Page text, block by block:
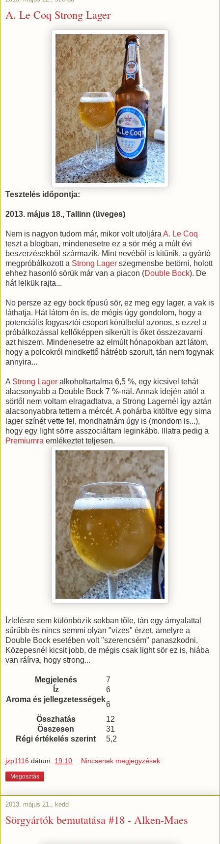
A. Le Coq Strong Lager
Tesztelés időpontja:
2013. május 18., Tallinn (üveges)
Nem is nagyon tudom már, mikor volt utoljára A. Le Coq
teszt a blogban, mindenesetre ez a sör még a múlt évi
beszerzésekből származik. Mint nevéből is kitűnik, a gyártó
megpróbálkozott a Strong Lager szegmensbe betörni, holott
ehhez hasonló sörük már van a piacon (Double Bock). De
hát lelkük rajta...
No persze az egy bock típusú sör, ez meg egy lager, a vak is
láthatja. Hát látom én is, de mégis úgy gondolom, hogy a
potenciális fogyasztói csoport körülbelül azonos, s ezzel a
próbálkozással kellőképpen sikerült is őket összezavarni
azt hiszem. Mindenesetre az elmúlt hónapokban azt látom,
hogy a polcokról mindkettő hátrébb szorult, tán nem fogynak
annyira...
A Strong Lager alkoholtartalma 6,5 %, egy kicsivel tehát
alacsonyabb a Double Bock 7 %-nál. Annak idején attól a
sörtől nem voltam elragadtatva, a Strong Lagernél így aztán
alacsonyabbra tettem a mércét. A pohárba kitöltve egy sima
lager színét vette fel, mondhatnám úgy is (mondom is...),
hogy egy light sörre asszociáltam leginkább. Illatra pedig a
Premiumra emlékeztet teljesen.
Ízlelésre sem különbözik sokban tőle, tán egy árnyalattal
sűrűbb és nincs semmi olyan "vizes" érzet, amelyre a
Double Bock esetében volt "szerencsém" panaszkodni.
Közepesnél kicsit jobb, de mégis csak light sör ez is, hiába
van ráírva, hogy strong...
Megjelenés
7
Íz
6
Aroma és jellegzetességek
6
Összhatás
12
Összesen
31
Régi értékelés szerint
5,2
jzp1116 dátum: 19:10 Nincsenek megjegyzések:
Megosztás
2013. május 21., kedd
Sörgyártók bemutatása #18 - Alken-Maes